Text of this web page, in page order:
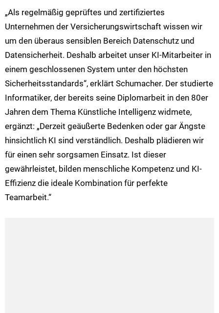
„Als regelmäßig geprüftes und zertifiziertes
Unternehmen der Versicherungswirtschaft wissen wir
um den überaus sensiblen Bereich Datenschutz und
Datensicherheit. Deshalb arbeitet unser KI-Mitarbeiter in
einem geschlossenen System unter den höchsten
Sicherheitsstandards“, erklärt Schumacher. Der studierte
Informatiker, der bereits seine Diplomarbeit in den 80er
Jahren dem Thema Künstliche Intelligenz widmete,
ergänzt: „Derzeit geäußerte Bedenken oder gar Ängste
hinsichtlich KI sind verständlich. Deshalb plädieren wir
für einen sehr sorgsamen Einsatz. Ist dieser
gewährleistet, bilden menschliche Kompetenz und KI-
Effizienz die ideale Kombination für perfekte
Teamarbeit.“